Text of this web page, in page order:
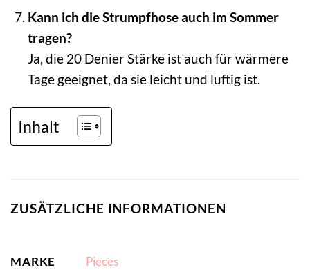
Kann ich die Strumpfhose auch im Sommer
tragen?
Ja, die 20 Denier Stärke ist auch für wärmere
Tage geeignet, da sie leicht und luftig ist.
Inhalt
ZUSÄTZLICHE INFORMATIONEN
MARKE Pieces